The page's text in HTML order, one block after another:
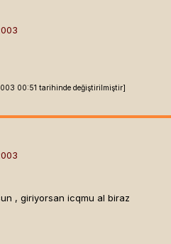
00:51 tarihinde değiştirilmiştir]
, giriyorsan icqmu al biraz